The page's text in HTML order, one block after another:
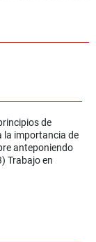
de
la importancia de
anteponiendo
Trabajo en